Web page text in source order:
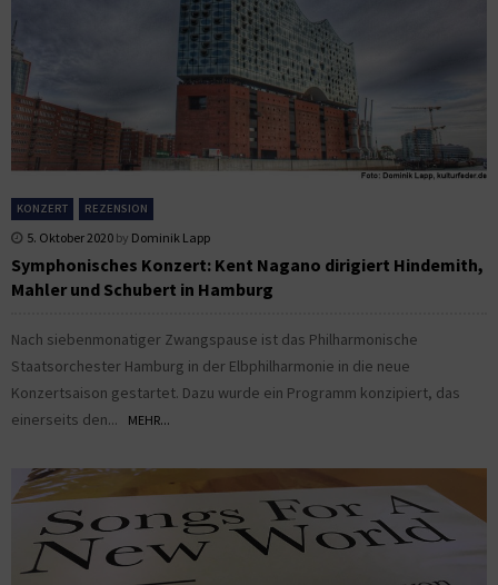
KONZERT REZENSION
5. Oktober 2020 by Dominik Lapp
Symphonisches Konzert: Kent Nagano dirigiert Hindemith,
Mahler und Schubert in Hamburg
Nach siebenmonatiger Zwangspause ist das Philharmonische
Staatsorchester Hamburg in der Elbphilharmonie in die neue
Konzertsaison gestartet. Dazu wurde ein Programm konzipiert, das
einerseits den...
MEHR...